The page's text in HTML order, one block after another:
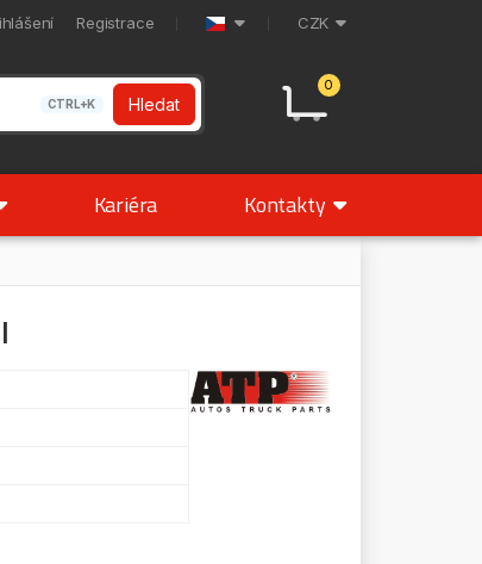
Registrace CZK
0
CTRL+K Hledat
Kariéra Kontakty